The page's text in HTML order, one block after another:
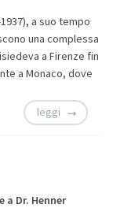
a suo tempo
una complessa
a Firenze fin
a Monaco, dove
leggi
Dr. Henner